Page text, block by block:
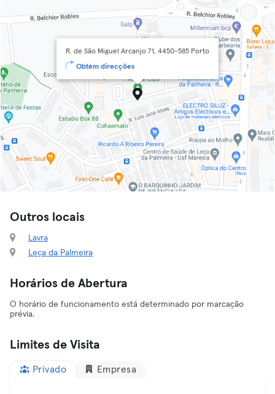
R. de São Miguel Arcanjo 71, 4450-585 Porto
Obtém direcções
Outros locais
Lavra
Leça da Palmeira
Horários de Abertura
O horário de funcionamento está determinado por marcação
prévia.
Limites de Visita
Privado Empresa